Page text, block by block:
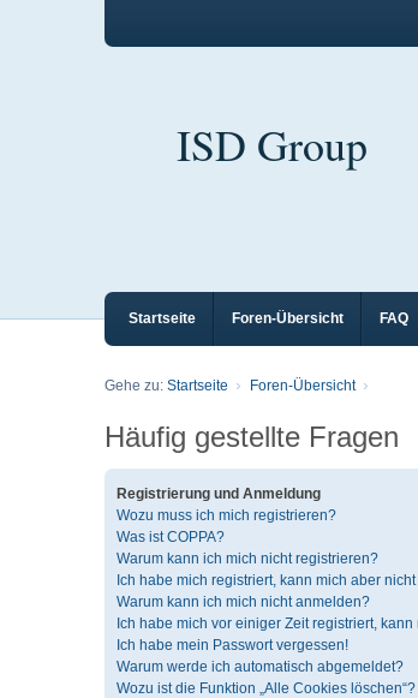
ISD Group
Startseite Foren-Übersicht FAQ
Gehe zu: Startseite Foren-Übersicht
Häufig gestellte Fragen
Registrierung und Anmeldung
Wozu muss ich mich registrieren?
Was ist COPPA?
Warum kann ich mich nicht registrieren?
Ich habe mich registriert, kann mich aber
Warum kann ich mich nicht anmelden?
Ich habe mich vor einiger Zeit registriert,
Ich habe mein Passwort vergessen!
Warum werde ich automatisch abgemeldet?
Wozu ist die Funktion „Alle Cookies löschen“?